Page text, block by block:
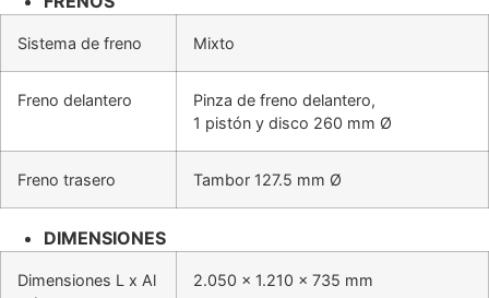
Sistema de freno Mixto
Freno delantero
Pinza de freno delantero,
1 pistón y disco 260 mm Ø
Freno trasero Tambor 127.5 mm Ø
DIMENSIONES
Dimensiones L x Al
2.050 x 1.210 x 735 mm